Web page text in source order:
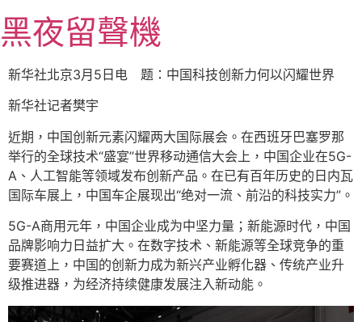
至
主
要
容
黑夜留聲機
新华社北京3月5日电 题：中国科技创新力何以闪耀世界
新华社记者樊宇
近期，中国创新元素闪耀两大国际展会。在西班牙巴塞罗那
举行的全球技术“盛宴”世界移动通信大会上，中国企业在5G-
A、人工智能等领域发布创新产品。在已有百年历史的日内瓦
国际车展上，中国车企展现出“绝对一流、前沿的科技实力”。
5G-A商用元年，中国企业成为中坚力量；新能源时代，中国
品牌影响力日益扩大。在数字技术、新能源等全球竞争的重
要赛道上，中国的创新力成为新兴产业孵化器、传统产业升
级推进器，为经济持续健康发展注入新动能。